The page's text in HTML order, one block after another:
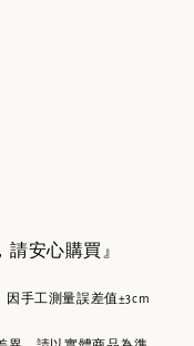
請安心購買』
手工測量誤差值±3cm